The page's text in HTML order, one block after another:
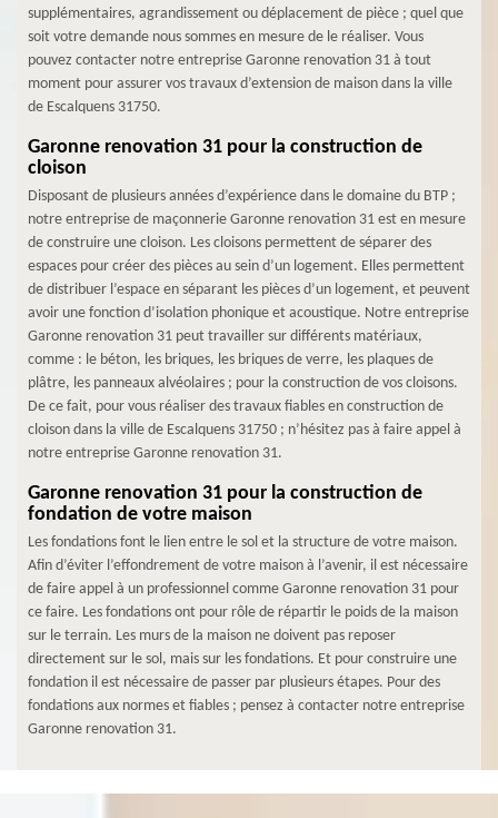
supplémentaires, agrandissement ou déplacement de pièce ; quel que
soit votre demande nous sommes en mesure de le réaliser. Vous
pouvez contacter notre entreprise Garonne renovation 31 à tout
moment pour assurer vos travaux d’extension de maison dans la ville
de Escalquens 31750.
Garonne renovation 31 pour la construction de
cloison
Disposant de plusieurs années d’expérience dans le domaine du BTP ;
notre entreprise de maçonnerie Garonne renovation 31 est en mesure
de construire une cloison. Les cloisons permettent de séparer des
espaces pour créer des pièces au sein d’un logement. Elles permettent
de distribuer l’espace en séparant les pièces d’un logement, et peuvent
avoir une fonction d’isolation phonique et acoustique. Notre entreprise
Garonne renovation 31 peut travailler sur différents matériaux,
comme : le béton, les briques, les briques de verre, les plaques de
plâtre, les panneaux alvéolaires ; pour la construction de vos cloisons.
De ce fait, pour vous réaliser des travaux fiables en construction de
cloison dans la ville de Escalquens 31750 ; n’hésitez pas à faire appel à
notre entreprise Garonne renovation 31.
Garonne renovation 31 pour la construction de
fondation de votre maison
Les fondations font le lien entre le sol et la structure de votre maison.
Afin d’éviter l’effondrement de votre maison à l’avenir, il est nécessaire
de faire appel à un professionnel comme Garonne renovation 31 pour
ce faire. Les fondations ont pour rôle de répartir le poids de la maison
sur le terrain. Les murs de la maison ne doivent pas reposer
directement sur le sol, mais sur les fondations. Et pour construire une
fondation il est nécessaire de passer par plusieurs étapes. Pour des
fondations aux normes et fiables ; pensez à contacter notre entreprise
Garonne renovation 31.